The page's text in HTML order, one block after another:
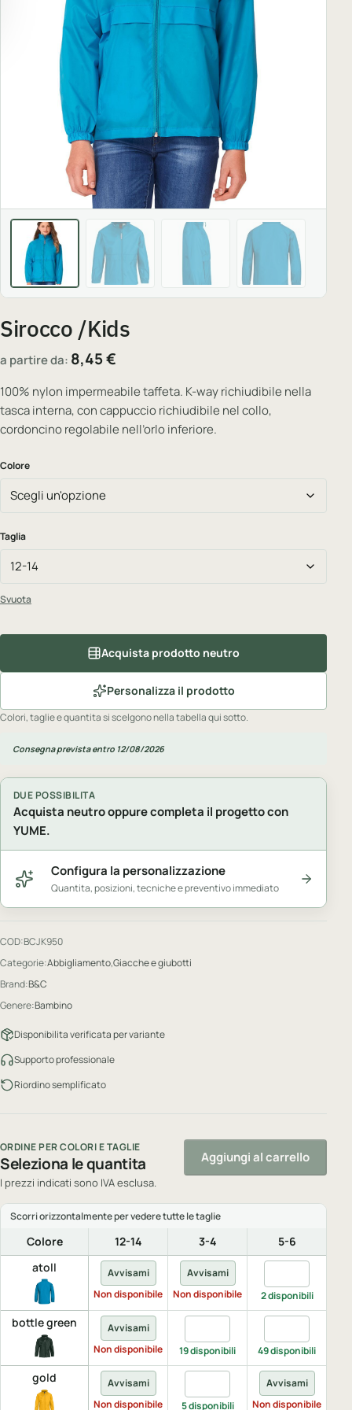
Sirocco /Kids
a partire da: 8,45€
100% nylon impermeabile taffeta. K-way richiudibile nella
tasca interna, con cappuccio richiudibile nel collo,
cordoncino regolabile nell’orlo inferiore.
Colore
Taglia
Svuota
Acquista prodotto neutro
Personalizza il prodotto
Colori, taglie e quantita si scelgono nella tabella qui sotto.
Consegna prevista entro 12/08/2026
DUE POSSIBILITA
Acquista neutro oppure completa il progetto con
YUME.
Configura la personalizzazione
Quantita, posizioni, tecniche e preventivo immediato
COD:BCJK950
Categorie:Abbigliamento,Giacche e giubotti
Brand:B&C
Genere:Bambino
Disponibilita verificata per variante
Supporto professionale
Riordino semplificato
ORDINE PER COLORI E TAGLIE
Seleziona le quantita
I prezzi indicati sono IVA esclusa.
Aggiungi al carrello
Colore 12-14 3-4
5-6
atoll
Avvisami
Non disponibile
Avvisami
Non disponibile
2 disponibili
bottle green
Avvisami
Non disponibile
19 disponibili 49 disponibili
gold
Avvisami
Non disponibile
Quantita gold, 3-4
5 disponibili
Avvisami
Non disponibile